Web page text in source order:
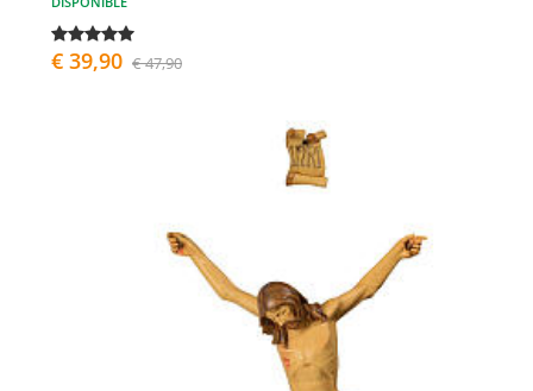
€ 39,90 € 47,90